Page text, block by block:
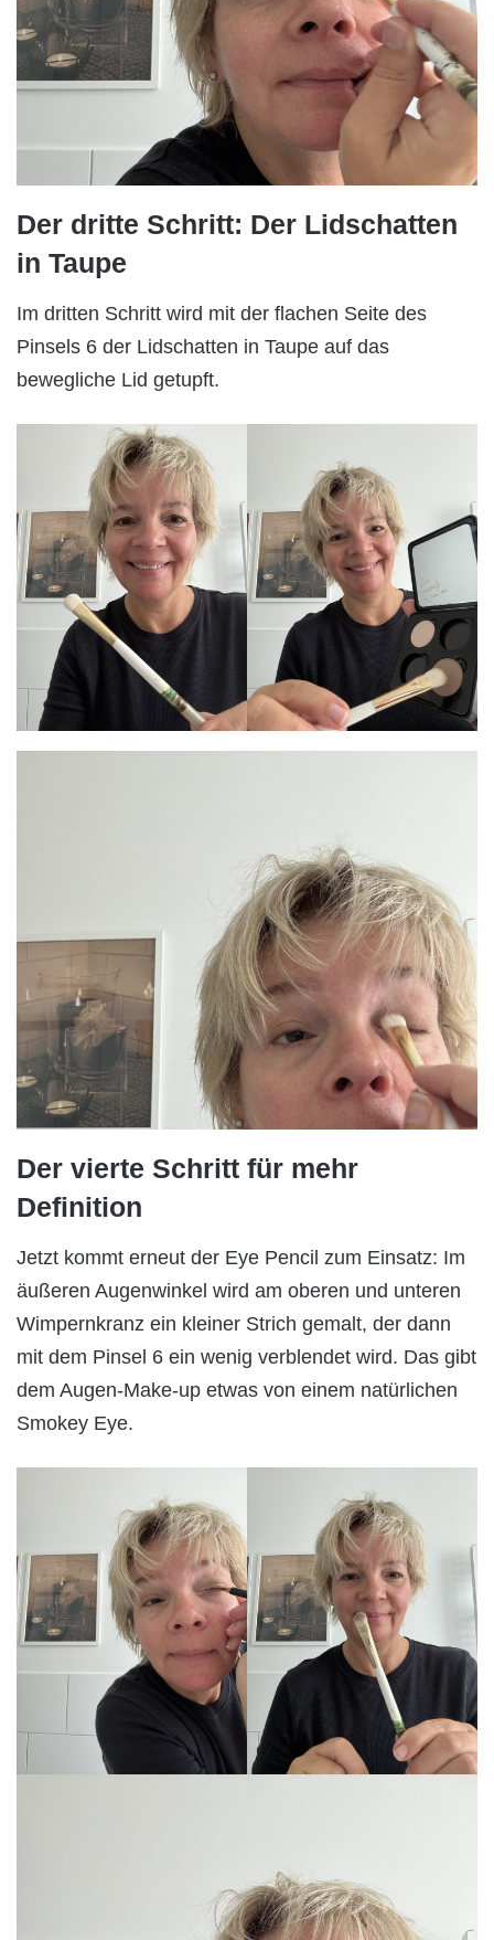
Der dritte Schritt: Der Lidschatten
in Taupe
Im dritten Schritt wird mit der flachen Seite des
Pinsels 6 der Lidschatten in Taupe auf das
bewegliche Lid getupft.
Der vierte Schritt für mehr
Definition
Jetzt kommt erneut der Eye Pencil zum Einsatz: Im
äußeren Augenwinkel wird am oberen und unteren
Wimpernkranz ein kleiner Strich gemalt, der dann
mit dem Pinsel 6 ein wenig verblendet wird. Das gibt
dem Augen-Make-up etwas von einem natürlichen
Smokey Eye.